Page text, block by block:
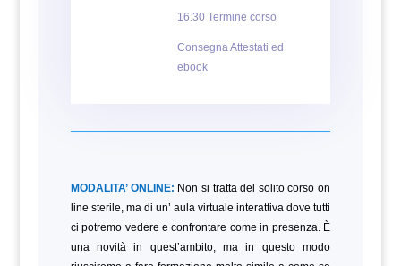
16.30 Termine corso
Consegna Attestati ed
ebook
MODALITA’ ONLINE: Non si tratta del solito corso on
line sterile, ma di un’ aula virtuale interattiva dove tutti
ci potremo vedere e confrontare come in presenza. È
una novità in quest’ambito, ma in questo modo